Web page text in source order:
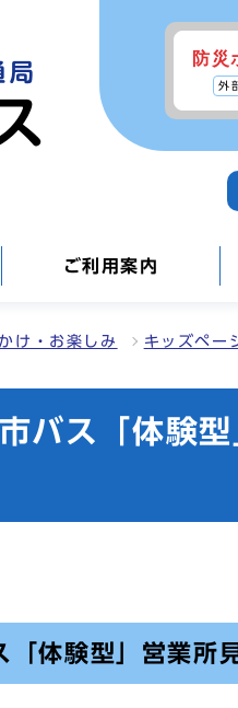
防災
外
ご利用案内
け・お楽しみ キッズペー
ス「体験型
「体験型」営業所